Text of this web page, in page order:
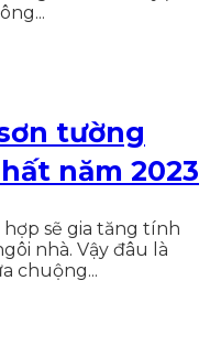
tường
năm 2023
sẽ gia tăng tính
nhà. Vậy đâu là
chuộng...